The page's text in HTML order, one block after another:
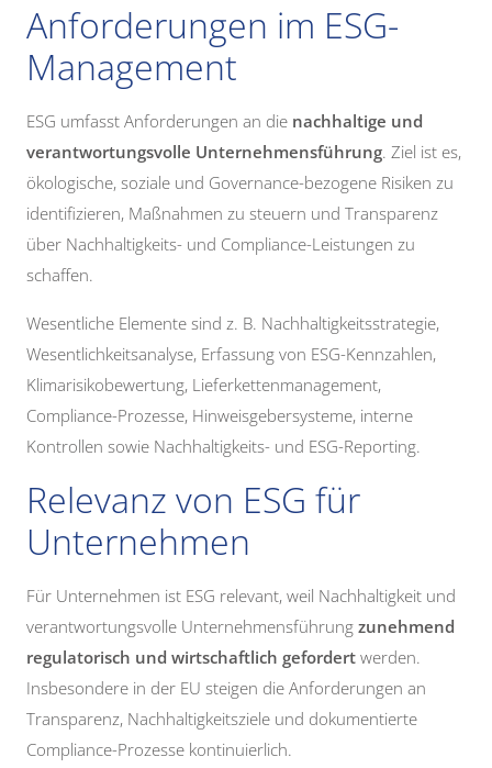
Anforderungen im ESG-
Management
ESG umfasst Anforderungen an die nachhaltige und
verantwortungsvolle Unternehmensführung. Ziel ist es,
ökologische, soziale und Governance-bezogene Risiken zu
identifizieren, Maßnahmen zu steuern und Transparenz
über Nachhaltigkeits- und Compliance-Leistungen zu
schaffen.
Wesentliche Elemente sind z. B. Nachhaltigkeitsstrategie,
Wesentlichkeitsanalyse, Erfassung von ESG-Kennzahlen,
Klimarisikobewertung, Lieferkettenmanagement,
Compliance-Prozesse, Hinweisgebersysteme, interne
Kontrollen sowie Nachhaltigkeits- und ESG-Reporting.
Relevanz von ESG für
Unternehmen
Für Unternehmen ist ESG relevant, weil Nachhaltigkeit und
verantwortungsvolle Unternehmensführung zunehmend
regulatorisch und wirtschaftlich gefordert werden.
Insbesondere in der EU steigen die Anforderungen an
Transparenz, Nachhaltigkeitsziele und dokumentierte
Compliance-Prozesse kontinuierlich.